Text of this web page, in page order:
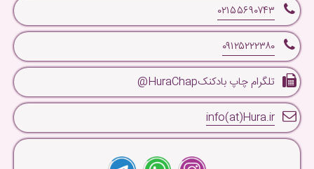
۰۲۱۵۵۶۹۰۷۴۳
۰۹۱۲۵۲۲۲۳۸۰
تلگرام چاپ بادکنکHuraChap@
info(at)Hura.ir